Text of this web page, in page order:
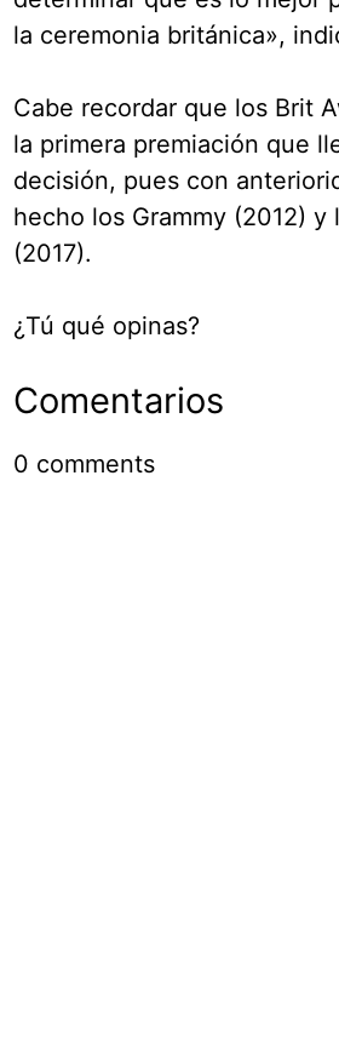
la ceremonia británica»,
Cabe recordar que los Brit
la primera premiación que
decisión, pues con
hecho los Grammy (2012) y
(2017).
¿Tú qué opinas?
Comentarios
0 comments